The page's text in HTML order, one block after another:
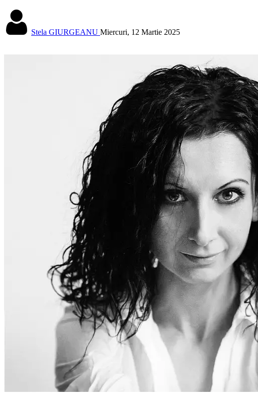
Stela GIURGEANU Miercuri, 12 Martie 2025